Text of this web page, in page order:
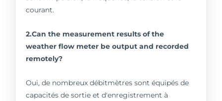
courant.
2.Can the measurement results of the
weather flow meter be output and recorded
remotely?
Oui, de nombreux débitmètres sont équipés de
capacités de sortie et d'enregistrement à